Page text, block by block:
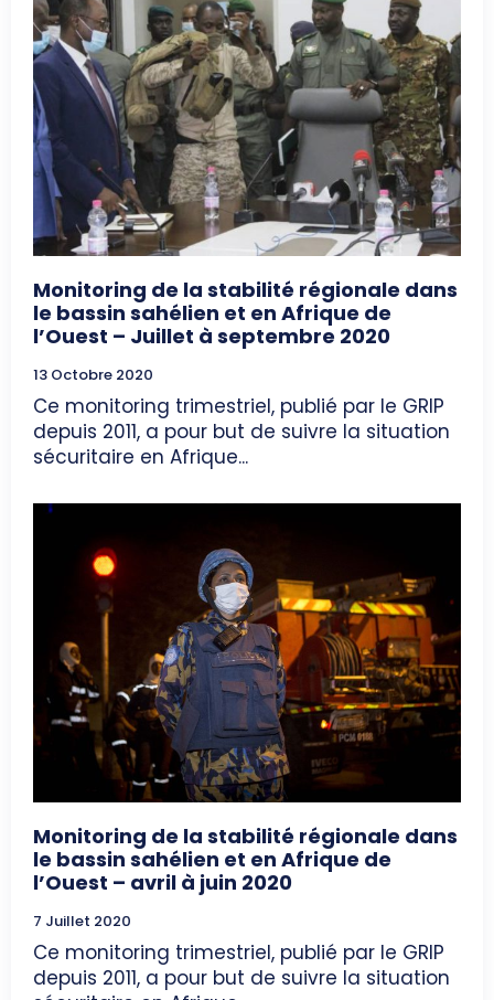
Monitoring de la stabilité régionale dans
le bassin sahélien et en Afrique de
l’Ouest – Juillet à septembre 2020
13 Octobre 2020
Ce monitoring trimestriel, publié par le GRIP
depuis 2011, a pour but de suivre la situation
sécuritaire en Afrique...
Monitoring de la stabilité régionale dans
le bassin sahélien et en Afrique de
l’Ouest – avril à juin 2020
7 Juillet 2020
Ce monitoring trimestriel, publié par le GRIP
depuis 2011, a pour but de suivre la situation